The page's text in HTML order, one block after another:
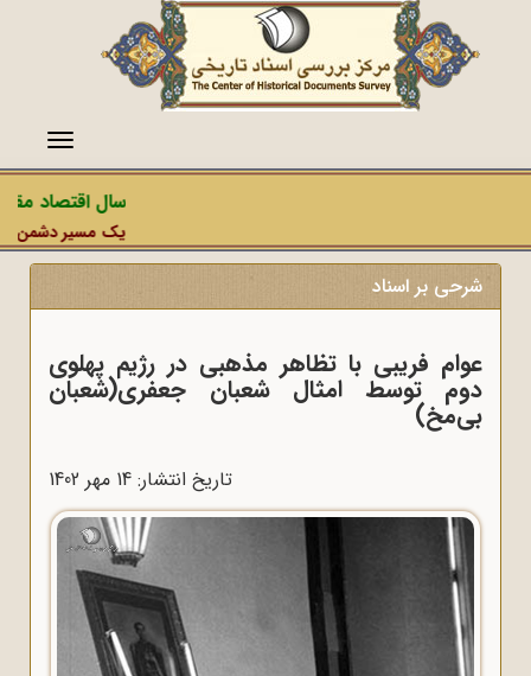
منو
سال اقتصاد
یک مسیر دشمن،
شرحی بر اسناد
عوام فریبی با تظاهر مذهبی در رژیم پهلوی
دوم توسط امثال شعبان جعفری(شعبان
بی‌مخ)
تاریخ انتشار: 14 مهر 1402